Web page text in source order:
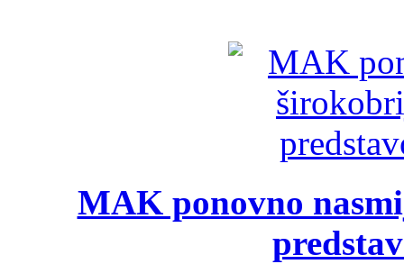
MAK ponovno